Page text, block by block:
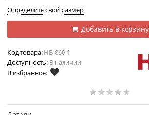
Определите свой размер
Добавить в корзину
Код товара: HB-860-1
Доступность: В наличии
В избранное: